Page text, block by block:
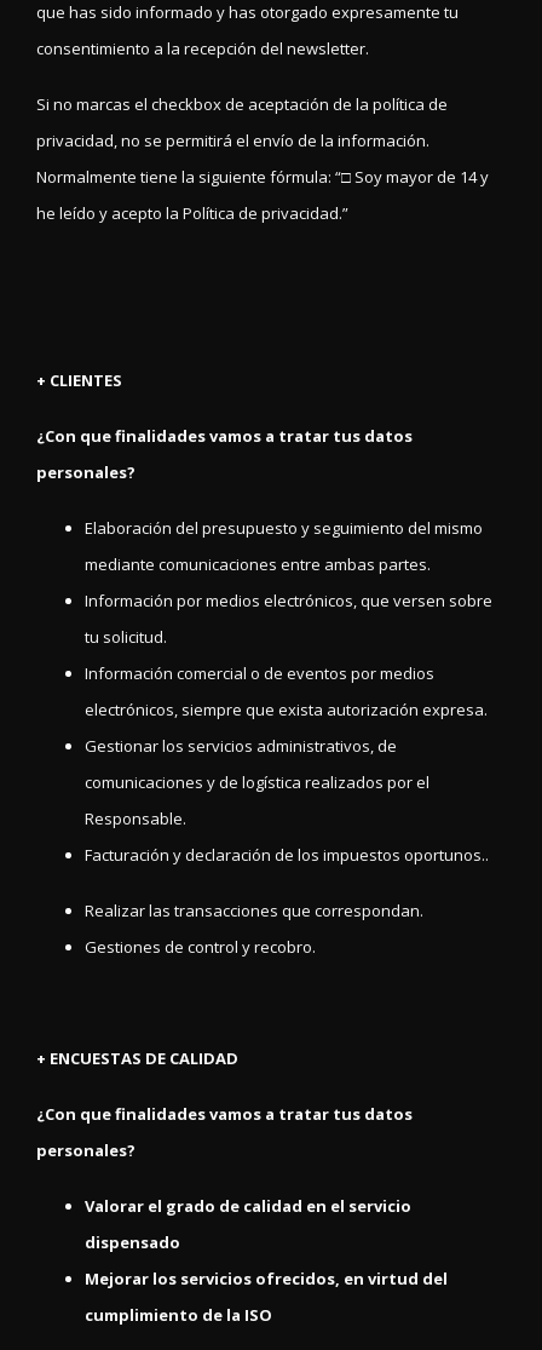
que has sido informado y has otorgado expresamente tu
consentimiento a la recepción del newsletter.
Si no marcas el checkbox de aceptación de la política de
privacidad, no se permitirá el envío de la información.
Normalmente tiene la siguiente fórmula: “□ Soy mayor de 14 y
he leído y acepto la Política de privacidad.”
+ CLIENTES
¿Con que finalidades vamos a tratar tus datos
personales?
Elaboración del presupuesto y seguimiento del mismo
mediante comunicaciones entre ambas partes.
Información por medios electrónicos, que versen sobre
tu solicitud.
Información comercial o de eventos por medios
electrónicos, siempre que exista autorización expresa.
Gestionar los servicios administrativos, de
comunicaciones y de logística realizados por el
Responsable.
Facturación y declaración de los impuestos oportunos..
Realizar las transacciones que correspondan.
Gestiones de control y recobro.
+ ENCUESTAS DE CALIDAD
¿Con que finalidades vamos a tratar tus datos
personales?
Valorar el grado de calidad en el servicio
dispensado
Mejorar los servicios ofrecidos, en virtud del
cumplimiento de la ISO